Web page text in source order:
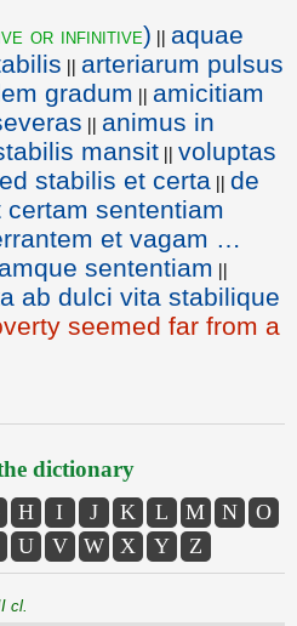
or infinitive) || aquae
|| arteriarum pulsus
gradum || amicitiam
|| animus in
mansit || voluptas
stabilis et certa || de
sententiam
et vagam …
sententiam ||
ab dulci vita stabilique
seemed far from a
dictionary
H I J K L M N
O
U V W X Y Z
cl.